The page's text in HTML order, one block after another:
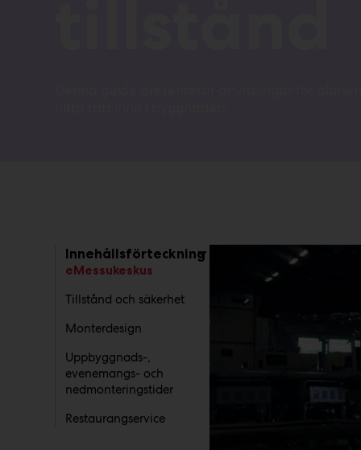
Innehållsförteckning
eMessukeskus
Tillstånd och säkerhet
Monterdesign
Uppbyggnads-,
evenemangs- och
nedmonteringstider
Restaurangservice